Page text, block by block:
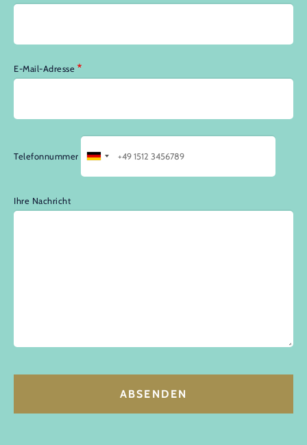
E-Mail-Adresse
Telefonnummer
Ihre Nachricht